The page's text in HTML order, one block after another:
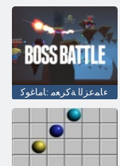
ءﺎﻤﻋﺰﻟﺍ ﺔﻛﺮﻌﻣ :ﺎﻣﺎﻏﻮﻛ